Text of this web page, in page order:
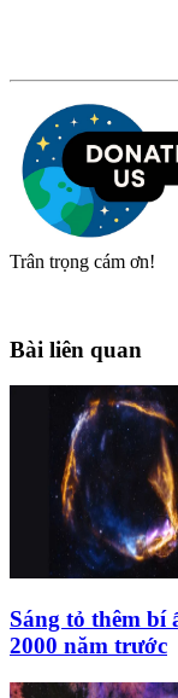
Trân trọng cám ơn!
Bài liên quan
Sáng tỏ thêm bí
2000 năm trước